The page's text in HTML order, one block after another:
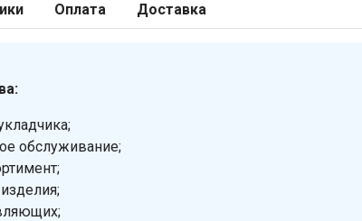
Оплата Доставка
обслуживание;